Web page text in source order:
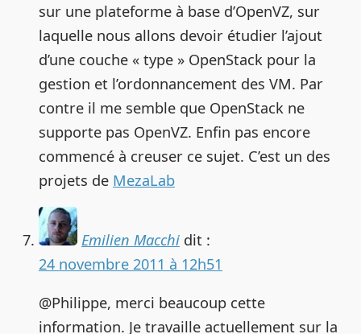
sur une plateforme à base d’OpenVZ, sur
laquelle nous allons devoir étudier l’ajout
d’une couche « type » OpenStack pour la
gestion et l’ordonnancement des VM. Par
contre il me semble que OpenStack ne
supporte pas OpenVZ. Enfin pas encore
commencé à creuser ce sujet. C’est un des
projets de MezaLab
Emilien Macchi dit :
24 novembre 2011 à 12h51
@Philippe, merci beaucoup cette
information. Je travaille actuellement sur la